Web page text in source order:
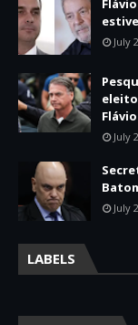
July
July
July
LABELS